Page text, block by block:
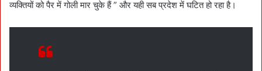
व्यक्तियों को पैर में गोली मार चुके हैं ” और यही सब प्रदेश में घटित हो रहा है।